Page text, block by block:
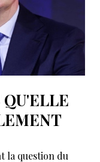
la question du